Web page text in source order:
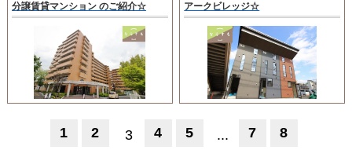
分譲賃貸マンション のご紹介☆
アークビレッジ☆
1 2 3 4 5 ... 7 8